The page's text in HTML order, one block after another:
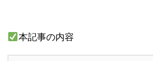
本記事の内容